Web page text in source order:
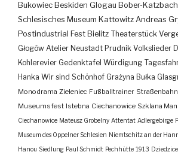
Bukowiec Beskiden Glogau Bober-
Schlesisches Museum Kattowitz Andreas
Postindustrial Fest Bielitz Theaterstück
Głogów Atelier Neustadt Prudnik Volkslieder
Kohlerevier Gedenktafel Würdigung
Hanka Wir sind Schönhof Grażyna Bułka
Monodrama Zieleniec Fußballtrainer Straßenbahn
Museumsfest Istebna Ciechanowice Szklana
Ciechanowice Mateusz Grobelny Attentat Adlergebirge
Museum des Oppelner Schlesien Niemtschitz an der
Hanou Siedlung Paul Schmidt Pechhütte 1913 Dziedzice